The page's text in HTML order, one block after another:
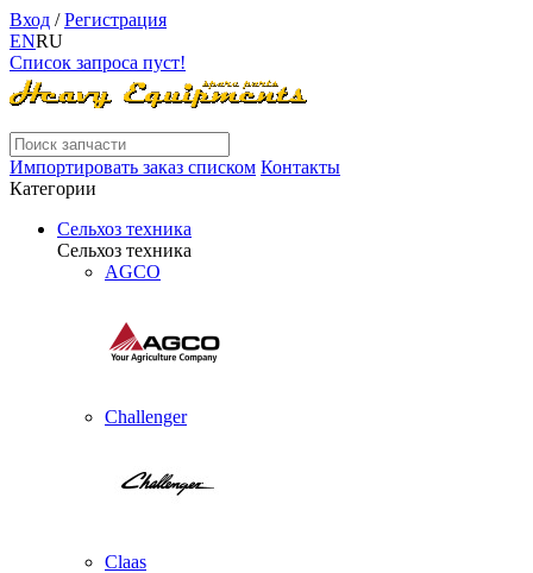
Вход /Регистрация
ENRU
Список запроса пуст!
Импортировать заказ списком Контакты
Категории
Сельхоз техника
Сельхоз техника
AGCO
Challenger
Claas